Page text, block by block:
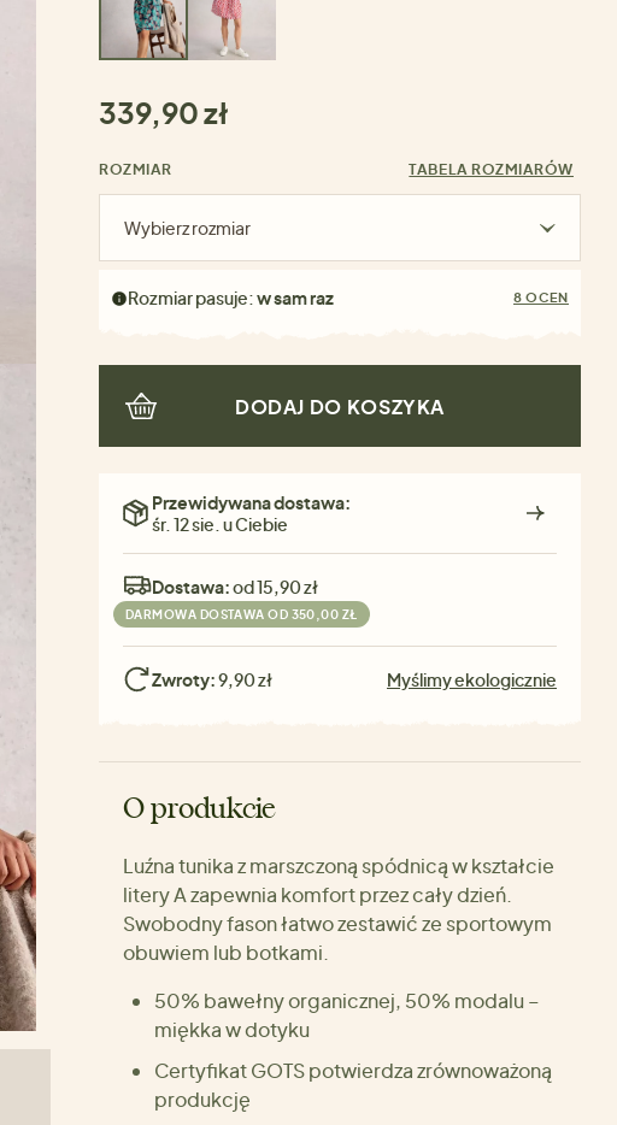
339,90 zł
ROZMIAR TABELA ROZMIARÓW
Wybierz rozmiar
Rozmiar pasuje:w sam raz 8 OCEN
DODAJ DO KOSZYKA
Przewidywana dostawa:
śr. 12 sie. u Ciebie
Dostawa:od 15,90 zł
DARMOWA DOSTAWA OD 350,00 ZŁ
Zwroty:9,90 zł Myślimy ekologicznie
O produkcie
Luźna tunika z marszczoną spódnicą w kształcie
litery A zapewnia komfort przez cały dzień.
Swobodny fason łatwo zestawić ze sportowym
obuwiem lub botkami.
50% bawełny organicznej, 50% modalu –
miękka w dotyku
Certyfikat GOTS potwierdza zrównoważoną
produkcję